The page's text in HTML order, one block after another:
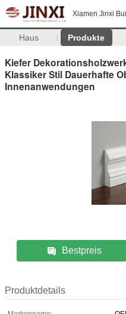
Xiamen Jinxi
Haus Produkte
Kiefer
Klassiker Stil Dauerhafte
Innenanwendungen
Bestpreis
Produktdetails